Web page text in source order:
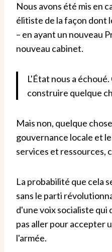
Nous avons été mis en
élitiste de la façon dont
– en ayant un nouveau
nouveau cabinet.
L'État nous a
construire quelque
Mais non, quelque
gouvernance locale et
services et ressources,
La probabilité que cela
sans le parti
d'une voix socialiste qui
pas aller pour accepter
l'armée.